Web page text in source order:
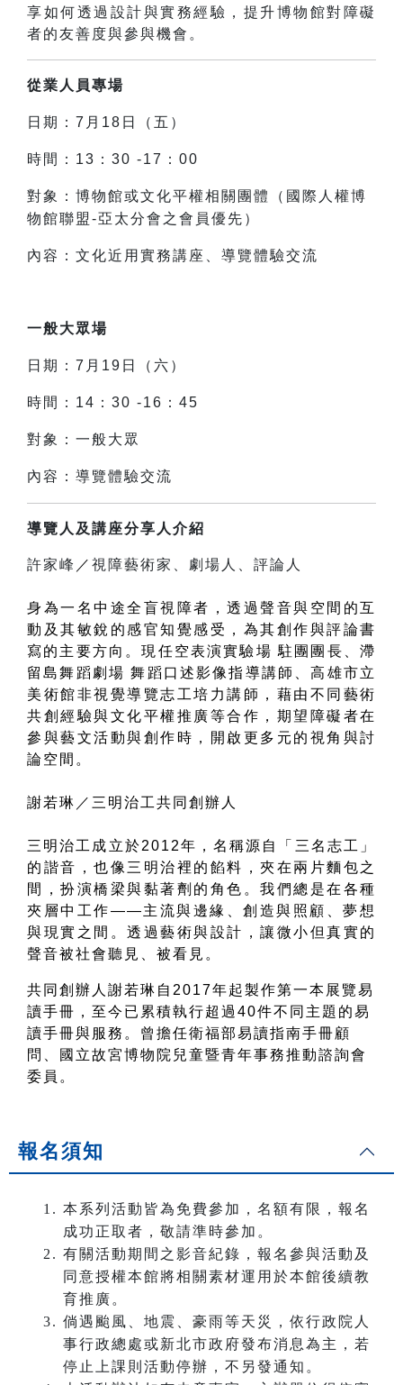
享如何透過設計與實務經驗，提升博物館對障礙
者的友善度與參與機會。
從業人員專場
日期：7月18日（五）
時間：13：30 -17：00
對象：博物館或文化平權相關團體（國際人權博
物館聯盟-亞太分會之會員優先）
內容：文化近用實務講座、導覽體驗交流
一般大眾場
日期：7月19日（六）
時間：14：30 -16：45
對象：一般大眾
內容：導覽體驗交流
導覽人及講座分享人介紹
許家峰 ／ 視障藝術家、劇場人、評論人
身為一名中途全盲視障者，透過聲音與空間的互
動及其敏銳的感官知覺感受，為其創作與評論書
寫的主要方向。現任空表演實驗場 駐團團長、滯
留島舞蹈劇場 舞蹈口述影像指導講師、高雄市立
美術館非視覺導覽志工培力講師，藉由不同藝術
共創經驗與文化平權推廣等合作，期望障礙者在
參與藝文活動與創作時，開啟更多元的視角與討
論空間。
謝若琳／ 三明治工共同創辦人
三明治工成立於2012年，名稱源自「三名志工」
的諧音，也像三明治裡的餡料，夾在兩片麵包之
間，扮演橋梁與黏著劑的角色。我們總是在各種
夾層中工作——主流與邊緣、創造與照顧、夢想
與現實之間。透過藝術與設計，讓微小但真實的
聲音被社會聽見、被看見。
共同創辦人謝若琳自2017年起製作第一本展覽易
讀手冊，至今已累積執行超過40件不同主題的易
讀手冊與服務。曾擔任衛福部易讀指南手冊顧
問、國立故宮博物院兒童暨青年事務推動諮詢會
委員。
報名須知
本系列活動皆為免費參加，名額有限，報名
成功正取者，敬請準時參加。
有關活動期間之影音紀錄，報名參與活動及
同意授權本館將相關素材運用於本館後續教
育推廣。
倘遇颱風、地震、豪雨等天災，依行政院人
事行政總處或新北市政府發布消息為主，若
停止上課則活動停辦，不另發通知。